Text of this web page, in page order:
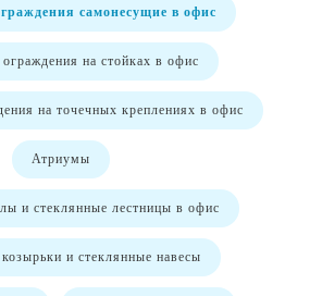
самонесущие в офис
на стойках в офис
на точечных креплениях в офис
Атриумы
и стеклянные лестницы в офис
и стеклянные навесы